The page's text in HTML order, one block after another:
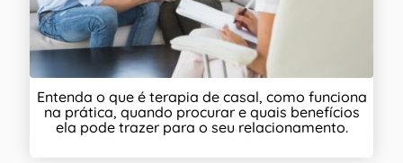
Entenda o que é terapia de casal, como funciona
na prática, quando procurar e quais benefícios
ela pode trazer para o seu relacionamento.